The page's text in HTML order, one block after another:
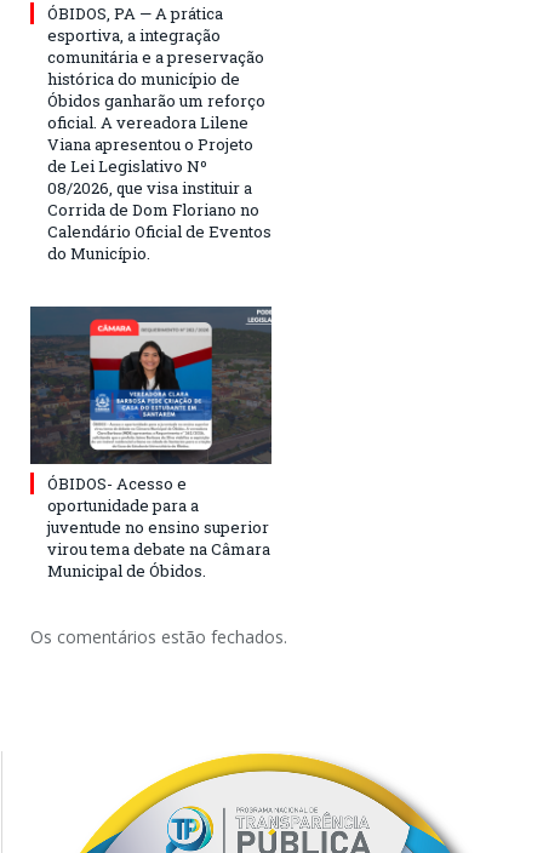
ÓBIDOS, PA — A prática
esportiva, a integração
comunitária e a preservação
histórica do município de
Óbidos ganharão um reforço
oficial. A vereadora Lilene
Viana apresentou o Projeto
de Lei Legislativo Nº
08/2026, que visa instituir a
Corrida de Dom Floriano no
Calendário Oficial de Eventos
do Município.
ÓBIDOS- Acesso e
oportunidade para a
juventude no ensino superior
virou tema debate na Câmara
Municipal de Óbidos.
Os comentários estão fechados.